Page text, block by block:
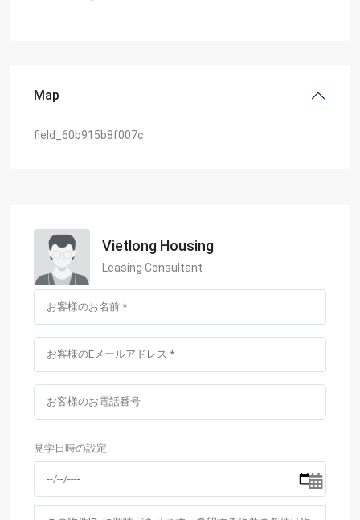
Map
field_60b915b8f007c
Vietlong Housing
Leasing Consultant
見学日時の設定: